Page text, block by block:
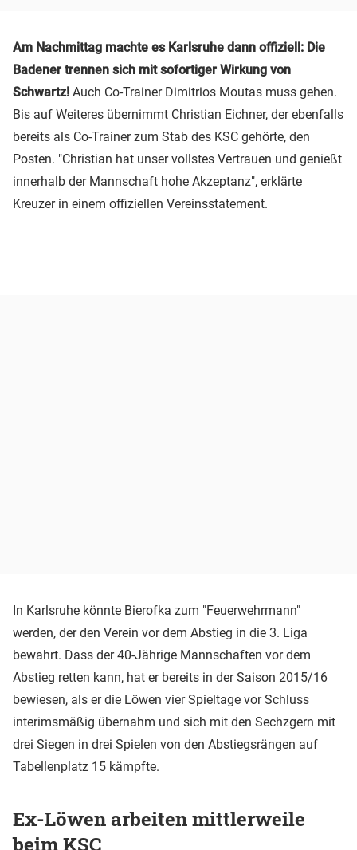
Am Nachmittag machte es Karlsruhe dann offiziell: Die
Badener trennen sich mit sofortiger Wirkung von
Schwartz! Auch Co-Trainer Dimitrios Moutas muss gehen.
Bis auf Weiteres übernimmt Christian Eichner, der ebenfalls
bereits als Co-Trainer zum Stab des KSC gehörte, den
Posten. "Christian hat unser vollstes Vertrauen und genießt
innerhalb der Mannschaft hohe Akzeptanz", erklärte
Kreuzer in einem offiziellen Vereinsstatement.
In Karlsruhe könnte Bierofka zum "Feuerwehrmann"
werden, der den Verein vor dem Abstieg in die 3. Liga
bewahrt. Dass der 40-Jährige Mannschaften vor dem
Abstieg retten kann, hat er bereits in der Saison 2015/16
bewiesen, als er die Löwen vier Spieltage vor Schluss
interimsmäßig übernahm und sich mit den Sechzgern mit
drei Siegen in drei Spielen von den Abstiegsrängen auf
Tabellenplatz 15 kämpfte.
Ex-Löwen arbeiten mittlerweile
beim KSC